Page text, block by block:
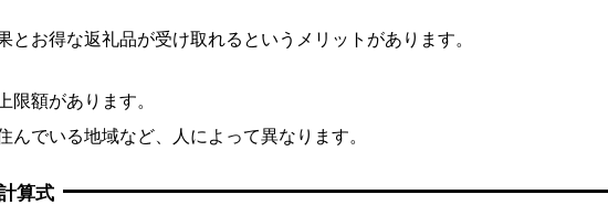
とお得な返礼品が受け取れるというメリットがあります。
限額があります。
んでいる地域など、人によって異なります。
算式